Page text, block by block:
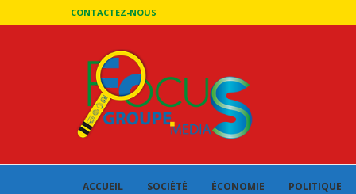
CONTACTEZ-NOUS
ACCUEIL SOCIÉTÉ ÉCONOMIE POLITIQUE